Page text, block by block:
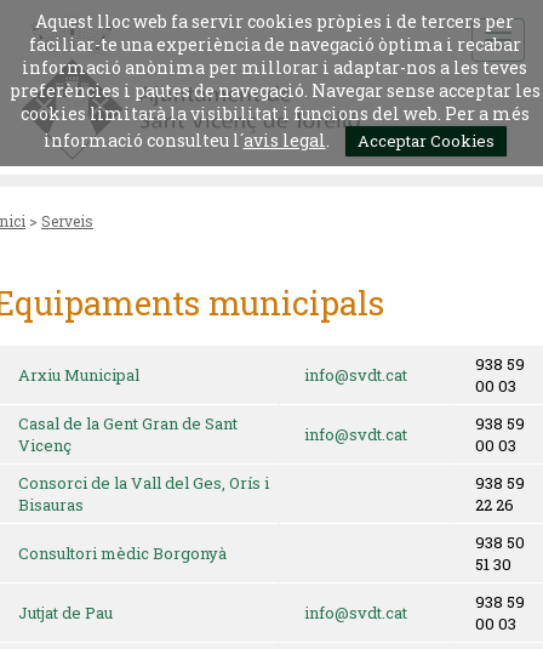
Aquest lloc web fa servir cookies pròpies i de tercers per
faciliar-te una experiència de navegació òptima i recabar
informació anònima per millorar i adaptar-nos a les teves
preferències i pautes de navegació. Navegar sense acceptar les
cookies limitarà la visibilitat i funcions del web. Per a més
informació consulteu l´avis legal. Acceptar Cookies
> Serveis
municipals
Arxiu Municipal info@svdt.cat
938 59
00 03
Casal de la Gent Gran de Sant
Vicenç
info@svdt.cat
938 59
00 03
Consorci de la Vall del Ges, Orís i
Bisauras
938 59
22 26
Consultori mèdic Borgonyà
938 50
51 30
Jutjat de Pau info@svdt.cat
938 59
00 03